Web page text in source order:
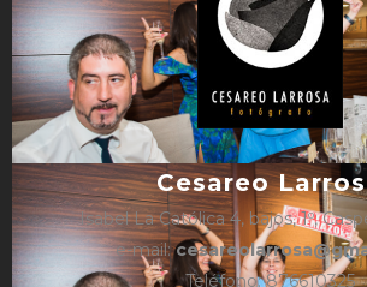
Cesareo
Isabel La Católica 4, bajos, 1º,
e-mail:
Teléfono: 876610325